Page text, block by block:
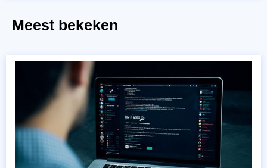
Meest bekeken